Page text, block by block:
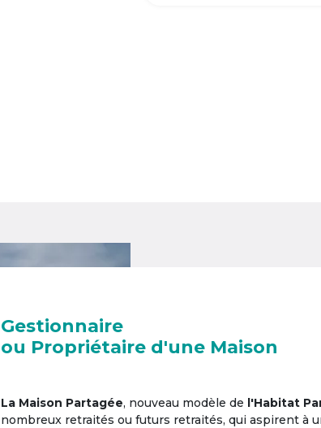
Gestionnaire
ou Propriétaire d'une Maison
La Maison Partagée, nouveau modèle de l'Habitat
nombreux retraités ou futurs retraités, qui aspirent à